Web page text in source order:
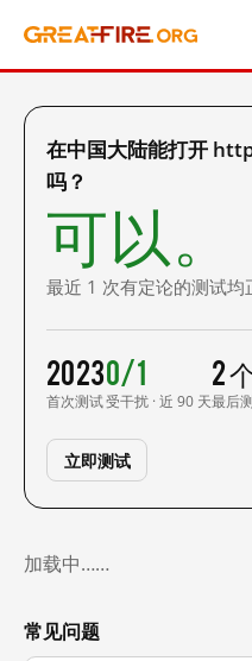
在中国大陆能打开
吗？
可以。
最近 1 次有定论的测试均
2023
首次测试
0/1
受干扰 · 近 90 天
2
最后
立即测试
加载中……
常见问题